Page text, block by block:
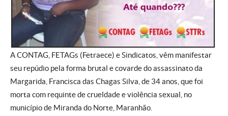
A CONTAG, FETAGs (Fetraece) e Sindicatos, vêm manifestar
seu repúdio pela forma brutal e covarde do assassinato da
Margarida, Francisca das Chagas Silva, de 34 anos, que foi
morta com requinte de crueldade e violência sexual, no
município de Miranda do Norte, Maranhão.